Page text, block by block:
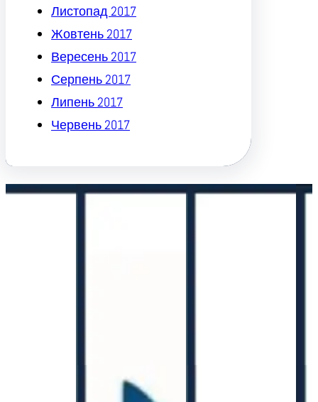
Листопад 2017
Жовтень 2017
Вересень 2017
Серпень 2017
Липень 2017
Червень 2017